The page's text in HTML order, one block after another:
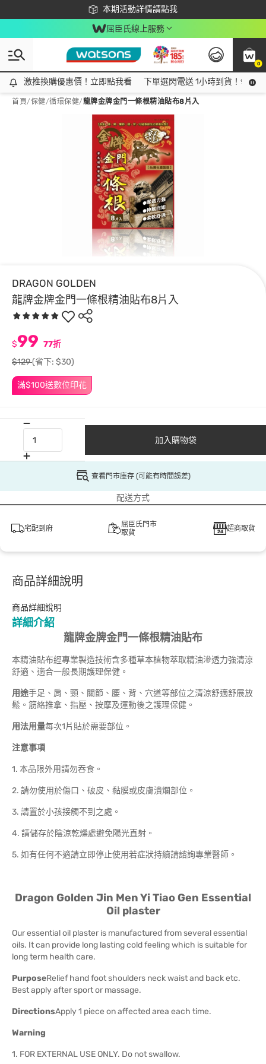
本期活動詳情請點我
下載app最高回饋$350
屈臣氏線上服務
0
激推換購優惠價！立即點我看
激推換購優惠價！立即點我看 下單選閃電送 1小時到貨！領神
首頁/保健/循環保健/龍牌金牌金門一條根精油貼布8片入
DRAGON GOLDEN
龍牌金牌金門一條根精油貼布8片入
滿$100送數位印花
$99 77折
$129(省下: $30)
加入購物袋
查看門市庫存 (可能有時間誤差)
配送方式
宅配到府
屈臣氏門市
取貨
超商取貨
商品詳細說明
商品詳細說明
詳細介紹
龍牌金牌金門一條根精油貼布
本精油貼布經專業製造技術含多種草本植物萃取精油滲透力強清涼
舒適、適合一般長期護理保健。
用途手足、肩、頸、關節、腰、背、穴道等部位之清涼舒適舒展放
鬆。筋絡推拿、指壓、按摩及運動後之護理保健。
用法用量每次1片貼於需要部位。
注意事項
1. 本品限外用請勿吞食。
2. 請勿使用於傷口、破皮、黏膜或皮膚潰爛部位。
3. 請置於小孩接觸不到之處。
4. 請儲存於陰涼乾燥處避免陽光直射。
5. 如有任何不適請立即停止使用若症狀持續請諮詢專業醫師。
Dragon Golden Jin Men Yi Tiao Gen Essential
Oil plaster
Our essential oil plaster is manufactured from several essential
oils. It can provide long lasting cold feeling which is suitable for
long term health care.
PurposeRelief hand foot shoulders neck waist and back etc.
Best apply after sport or massage.
DirectionsApply 1 piece on affected area each time.
Warning
1. FOR EXTERNAL USE ONLY. Do not swallow.